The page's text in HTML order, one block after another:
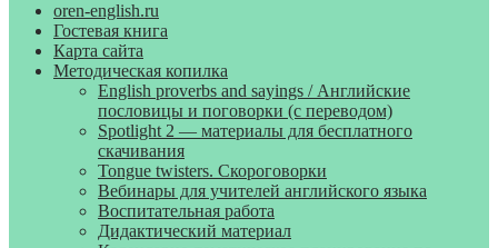
oren-english.ru
Гостевая книга
Карта сайта
Методическая копилка
English proverbs and sayings / Английские
пословицы и поговорки (с переводом)
Spotlight 2 — материалы для бесплатного
скачивания
Tongue twisters. Скороговорки
Вебинары для учителей английского языка
Воспитательная работа
Дидактический материал